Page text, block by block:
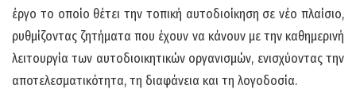
έργο το οποίο θέτει την τοπική αυτοδιοίκηση σε νέο πλαίσιο,
ρυθμίζοντας ζητήματα που έχουν να κάνουν με την καθημερινή
λειτουργία των αυτοδιοικητικών οργανισμών, ενισχύοντας την
αποτελεσματικότητα, τη διαφάνεια και τη λογοδοσία.